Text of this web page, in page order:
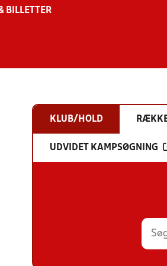
BILLETTER
KLUB/HOLD
UDVIDET KAMPSØGNING